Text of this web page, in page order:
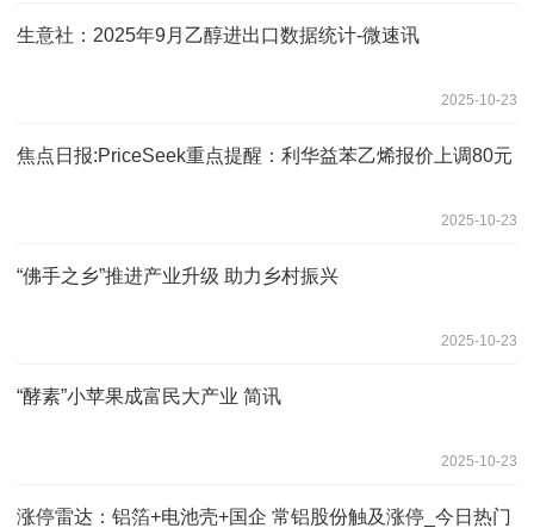
生意社：2025年9月乙醇进出口数据统计-微速讯
2025-10-23
焦点日报:PriceSeek重点提醒：利华益苯乙烯报价上调80元
2025-10-23
“佛手之乡”推进产业升级 助力乡村振兴
2025-10-23
“酵素”小苹果成富民大产业 简讯
2025-10-23
涨停雷达：铝箔+电池壳+国企 常铝股份触及涨停_今日热门